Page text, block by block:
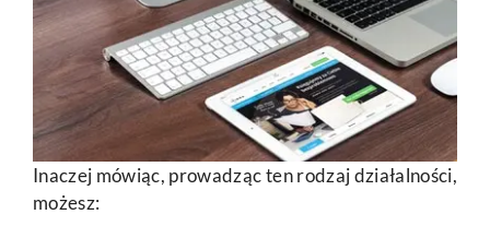
Inaczej mówiąc, prowadząc ten rodzaj działalności,
możesz: